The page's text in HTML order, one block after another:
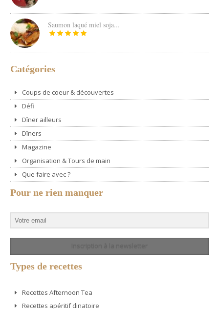
Saumon laqué miel soja...
Catégories
Coups de coeur & découvertes
Défi
Dîner ailleurs
Dîners
Magazine
Organisation & Tours de main
Que faire avec ?
Pour ne rien manquer
Types de recettes
Recettes Afternoon Tea
Recettes apéritif dinatoire